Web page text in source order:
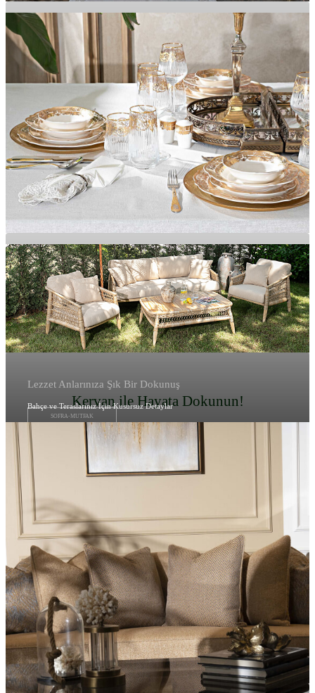
Banyonuza Şıklık Katacak Ürünler
BANYO
Lezzet Anlarınıza Şık Bir Dokunuş
SOFRA-MUTFAK
Bahçe ve Teraslarınız İçin Kusursuz Detaylar
Kervan ile Hayata Dokunun!